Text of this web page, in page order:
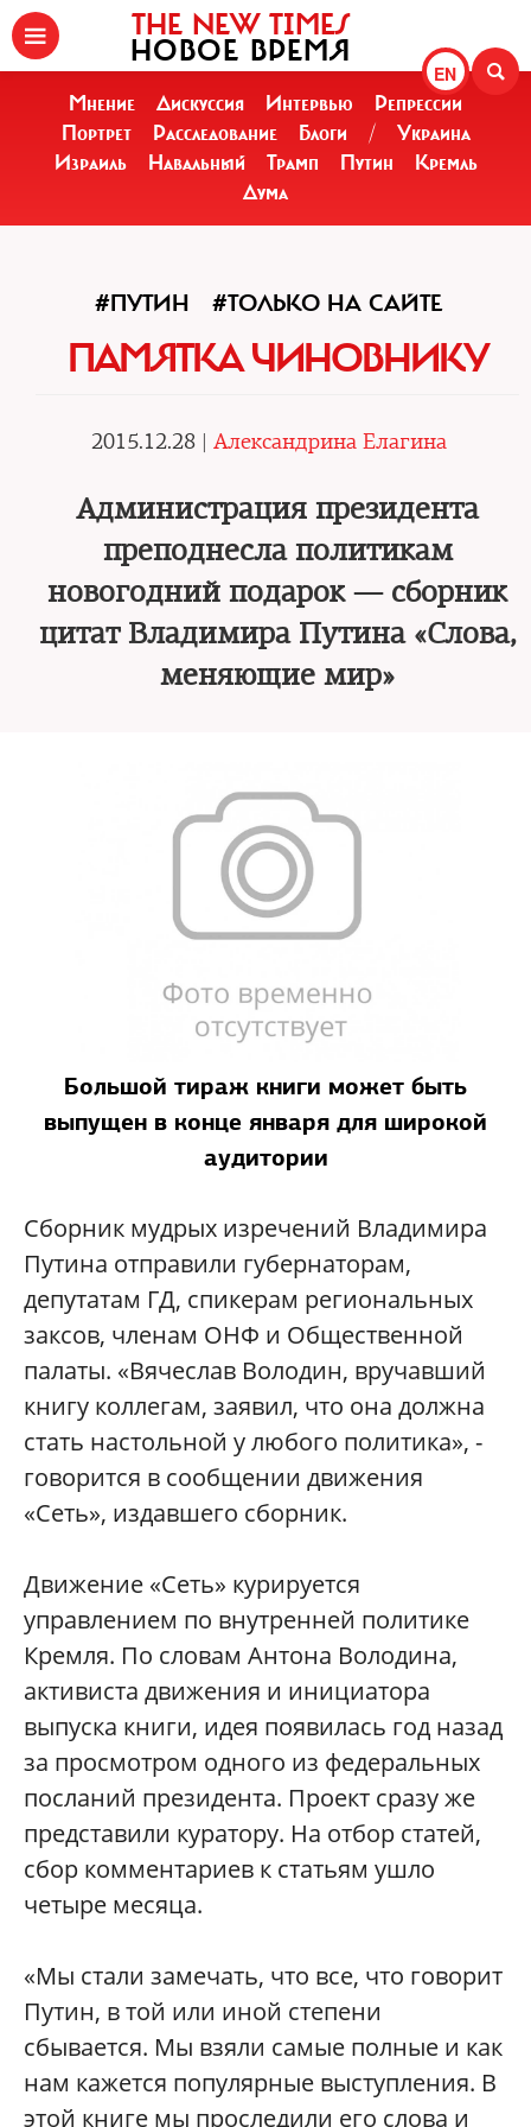
EN
THE NEW TIMES
НОВОЕ ВРЕМЯ
Мнение Дискуссия Интервью
Репрессии
Портрет
Расследование Блоги /
Украина
Израиль
Навальный Трамп Путин
Кремль
Дума
#ПУТИН #ТОЛЬКО НА САЙТЕ
ПАМЯТКА ЧИНОВНИКУ
2015.12.28 | Александрина Елагина
Администрация президента
преподнесла политикам
новогодний подарок — сборник
цитат Владимира Путина «Слова,
меняющие мир»
Большой тираж книги может быть
выпущен в конце января для широкой
аудитории
Сборник мудрых изречений Владимира
Путина отправили губернаторам,
депутатам ГД, спикерам региональных
заксов, членам ОНФ и Общественной
палаты. «Вячеслав Володин, вручавший
книгу коллегам, заявил, что она должна
стать настольной у любого политика», -
говорится в сообщении движения
«Сеть», издавшего сборник.
Движение «Сеть» курируется
управлением по внутренней политике
Кремля. По словам Антона Володина,
активиста движения и инициатора
выпуска книги, идея появилась год назад
за просмотром одного из федеральных
посланий президента. Проект сразу же
представили куратору. На отбор статей,
сбор комментариев к статьям ушло
четыре месяца.
«Мы стали замечать, что все, что говорит
Путин, в той или иной степени
сбывается. Мы взяли самые полные и как
нам кажется популярные выступления. В
этой книге мы проследили его слова и